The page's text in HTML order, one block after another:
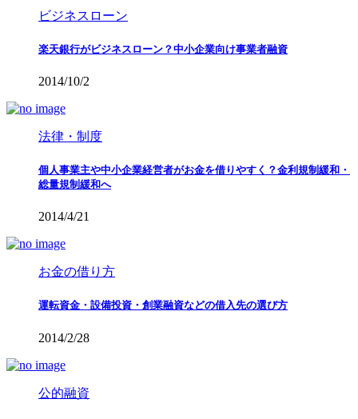
ビジネスローン
楽天銀行がビジネスローン？中小企業向け事業者融資
2014/10/2
法律・制度
個人事業主や中小企業経営者がお金を借りやすく？金利規制緩和・
総量規制緩和へ
2014/4/21
お金の借り方
運転資金・設備投資・創業融資などの借入先の選び方
2014/2/28
公的融資